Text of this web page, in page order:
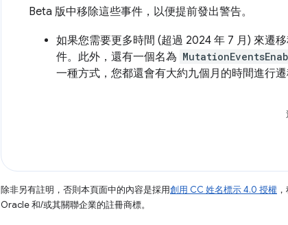
Beta 版中移除這些事件，以便提前發出警告。
如果您需要更多時間 (超過 2024 年 7 月) 來遷
件。此外，還有一個名為
一種方式，您都還會有大約九個月的時間進行遷
除非另有註明，否則本頁面中的內容是採用創用 CC 姓名標示 4.0 授權
Oracle 和/或其關聯企業的註冊商標。